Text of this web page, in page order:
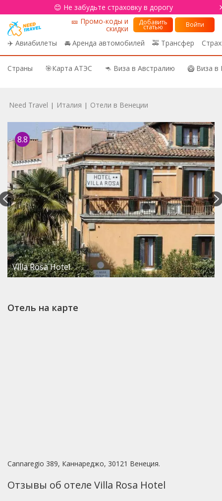
😊 Не забудьте страховку в дорогу
✈️ Авиабилеты 🚘 Аренда автомобилей 🚕 Трансфер
🎫 Промо-коды и
скидки
Добавить
статью Войти
Страны 🎯Карта АТЭС 🦘 Виза в Австралию 🥝 Виза
Need Travel | Италия | Отели в Венеции
8.8
Villa Rosa Hotel
Отель на карте
Cannaregio 389, Каннареджо, 30121 Венеция.
Отзывы об отеле Villa Rosa Hotel